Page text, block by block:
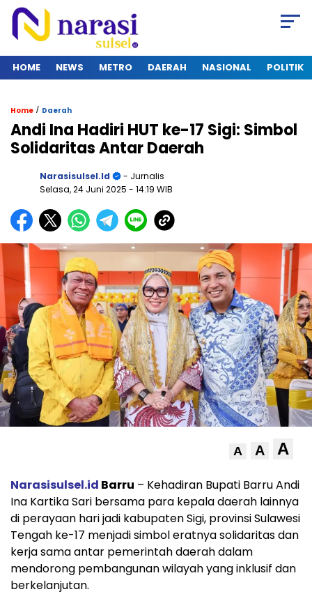
HOME NEWS METRO DAERAH NASIONAL POLITIK
Home / Daerah
Andi Ina Hadiri HUT ke-17 Sigi: Simbol
Solidaritas Antar Daerah
Narasisulsel.id
- Jurnalis
Selasa, 24 Juni 2025 - 14:19 WIB
A A A
Narasisulsel.id Barru – Kehadiran Bupati Barru Andi
Ina Kartika Sari bersama para kepala daerah lainnya
di perayaan hari jadi kabupaten Sigi, provinsi Sulawesi
Tengah ke-17 menjadi simbol eratnya solidaritas dan
kerja sama antar pemerintah daerah dalam
mendorong pembangunan wilayah yang inklusif dan
berkelanjutan.